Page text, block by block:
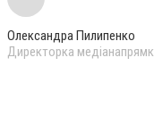
Олександра Пилипенко
Директорка